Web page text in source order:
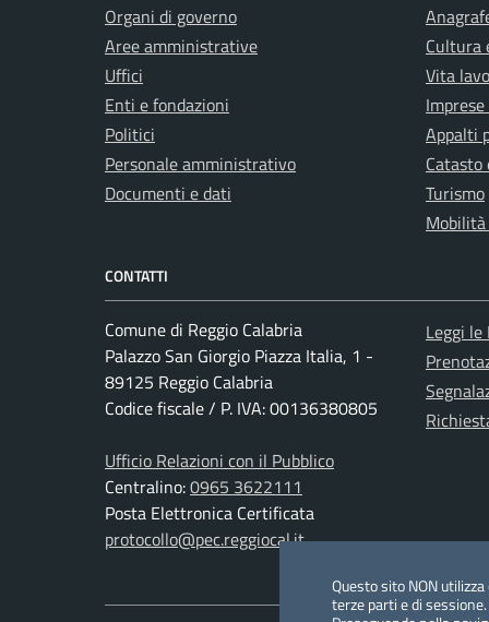
Organi di governo
Aree amministrative
Uffici
Enti e fondazioni
Politici
Personale amministrativo
Documenti e dati
Cultura
Vita
Appalti
Turismo
CONTATTI
Comune di Reggio Calabria
Palazzo San Giorgio Piazza Italia, 1 -
89125 Reggio Calabria
Codice fiscale / P. IVA: 00136380805
Ufficio Relazioni con il Pubblico
Centralino:0965 3622111
Posta Elettronica Certificata
protocollo@pec.reggiocal.it
Leggi le
Questo sito NON
terze parti e di sessione.